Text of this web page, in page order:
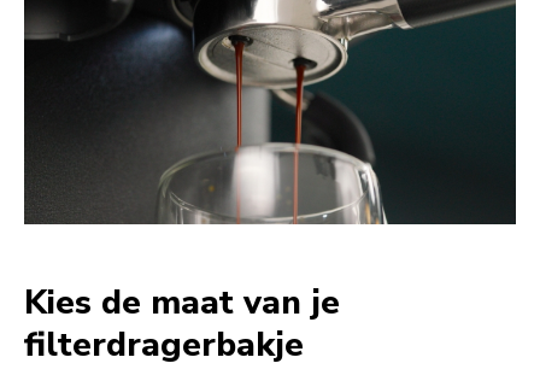
Kies de maat van je
filterdragerbakje